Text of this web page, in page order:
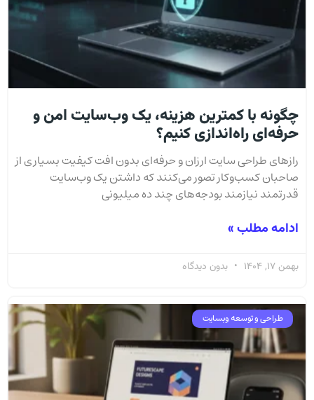
چگونه با کمترین هزینه، یک وب‌سایت امن و
حرفه‌ای راه‌اندازی کنیم؟
رازهای طراحی سایت ارزان و حرفه‌ای بدون افت کیفیت بسیاری از
صاحبان کسب‌وکار تصور می‌کنند که داشتن یک وب‌سایت
قدرتمند نیازمند بودجه‌های چند ده میلیونی
ادامه مطلب »
بهمن 17, 1404 بدون دیدگاه
طراحی و توسعه وبسایت